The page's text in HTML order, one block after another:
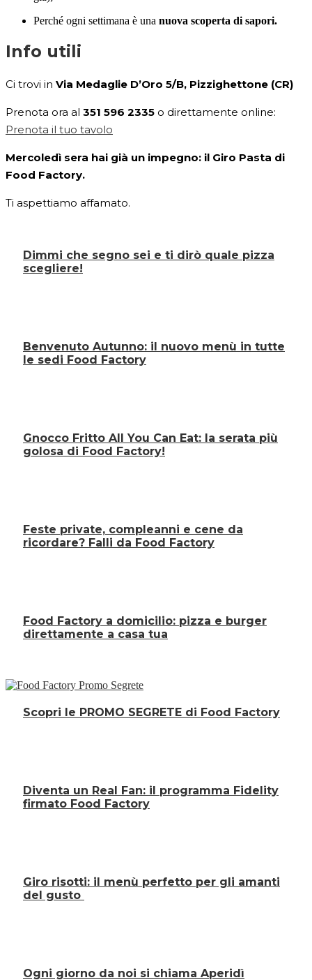
Perché ogni settimana è una nuova scoperta di sapori.
Info utili
Ci trovi in Via Medaglie D’Oro 5/B, Pizzighettone (CR)
Prenota ora al 351 596 2335 o direttamente online:
Prenota il tuo tavolo
Mercoledì sera hai già un impegno: il Giro Pasta di
Food Factory.
Ti aspettiamo affamato.
Dimmi che segno sei e ti dirò quale pizza
scegliere!
Benvenuto Autunno: il nuovo menù in tutte
le sedi Food Factory
Gnocco Fritto All You Can Eat: la serata più
golosa di Food Factory!
Feste private, compleanni e cene da
ricordare? Falli da Food Factory
Food Factory a domicilio: pizza e burger
direttamente a casa tua
Scopri le PROMO SEGRETE di Food Factory
Diventa un Real Fan: il programma Fidelity
firmato Food Factory
Giro risotti: il menù perfetto per gli amanti
del gusto
Ogni giorno da noi si chiama Aperidì